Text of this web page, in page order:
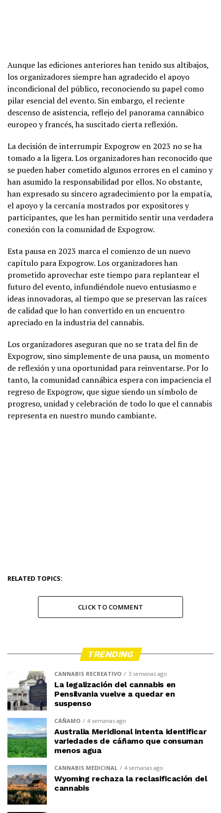
Aunque las ediciones anteriores han tenido sus altibajos,
los organizadores siempre han agradecido el apoyo
incondicional del público, reconociendo su papel como
pilar esencial del evento. Sin embargo, el reciente
descenso de asistencia, reflejo del panorama cannábico
europeo y francés, ha suscitado cierta reflexión.
La decisión de interrumpir Expogrow en 2023 no se ha
tomado a la ligera. Los organizadores han reconocido que
se pueden haber cometido algunos errores en el camino y
han asumido la responsabilidad por ellos. No obstante,
han expresado su sincero agradecimiento por la empatía,
el apoyo y la cercanía mostrados por expositores y
participantes, que les han permitido sentir una verdadera
conexión con la comunidad de Expogrow.
Esta pausa en 2023 marca el comienzo de un nuevo
capítulo para Expogrow. Los organizadores han
prometido aprovechar este tiempo para replantear el
futuro del evento, infundiéndole nuevo entusiasmo e
ideas innovadoras, al tiempo que se preservan las raíces
de calidad que lo han convertido en un encuentro
apreciado en la industria del cannabis.
Los organizadores aseguran que no se trata del fin de
Expogrow, sino simplemente de una pausa, un momento
de reflexión y una oportunidad para reinventarse. Por lo
tanto, la comunidad cannábica espera con impaciencia el
regreso de Expogrow, que sigue siendo un símbolo de
progreso, unidad y celebración de todo lo que el cannabis
representa en nuestro mundo cambiante.
RELATED TOPICS:
CLICK TO COMMENT
TRENDING
CANNABIS RECREATIVO 3 semanas ago
La legalización del cannabis en
Pensilvania vuelve a quedar en
suspenso
CÁÑAMO 4 semanas ago
Australia Meridional intenta identificar
variedades de cáñamo que consuman
menos agua
CANNABIS MEDICINAL 4 semanas ago
Wyoming rechaza la reclasificación del
cannabis